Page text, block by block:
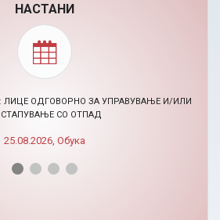
НАСТАНИ
ХАКАТОН (24-26.11.2026)